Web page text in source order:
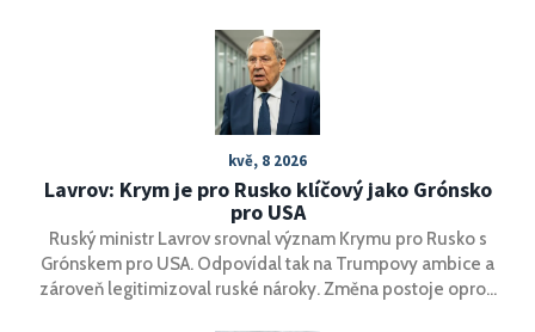
kvě, 8 2026
Lavrov: Krym je pro Rusko klíčový jako Grónsko
pro USA
Ruský ministr Lavrov srovnal význam Krymu pro Rusko s
Grónskem pro USA. Odpovídal tak na Trumpovy ambice a
zároveň legitimizoval ruské nároky. Změna postoje oproti